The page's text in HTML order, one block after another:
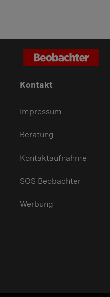
Kontakt
Impressum
Beratung
Kontaktaufnahme
SOS Beobachter
Werbung